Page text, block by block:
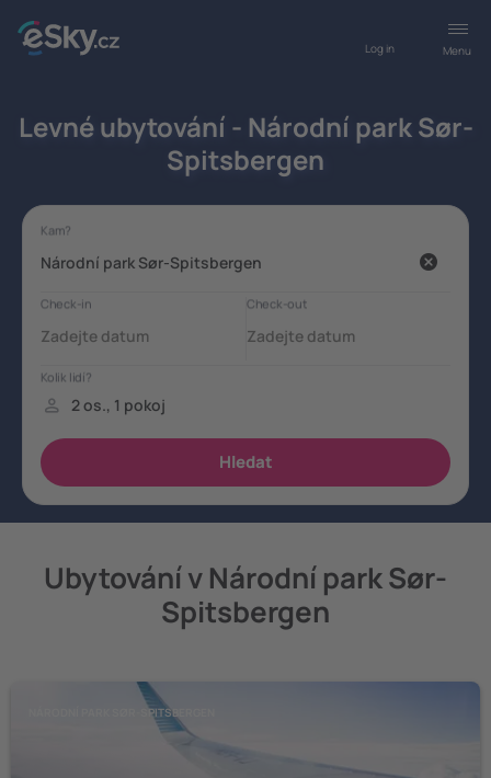
Menu
Log in
Levné ubytování - Národní park Sør-
Spitsbergen
Ubytování v Národní park Sør-
Spitsbergen
NÁRODNÍ PARK SØR-SPITSBERGEN